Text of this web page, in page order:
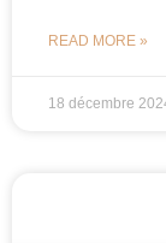
READ MORE »
18 décembre